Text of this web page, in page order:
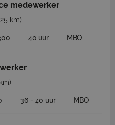
medewerker
km)
40 uur MBO
36 - 40 uur MBO